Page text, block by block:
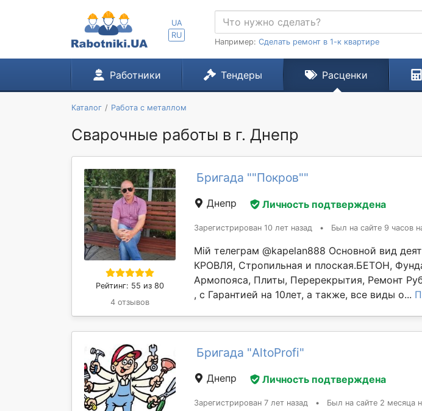
UA
RU
Например: Сделать ремонт в 1-к квартире
Работники Тендеры Расценки
Каталог Работа с металлом
Сварочные работы в г. Днепр
Рейтинг: 55 из 80
4 отзывов
Бригада ""Покров""
Днепр Личность подтверждена
Зарегистрирован 10 лет назад • Был на сайте 9 часов
Мій телеграм @kapelan888 Основной вид
КРОВЛЯ, Стропильная и плоская.БЕТОН,
Армопояса, Плиты, Перерекрытия, Ремонт
, с Гарантией на 10лет, а также, все виды о...
Бригада "AltoProfi"
Днепр Личность подтверждена
Зарегистрирован 7 лет назад • Был на сайте 2 месяца